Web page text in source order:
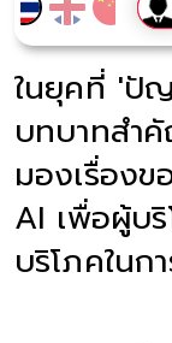
ในยุคที่ 'ปั
บทบาทสำ
มองเรื่องข
AI เพื่อผู้บ
บริโภคในก